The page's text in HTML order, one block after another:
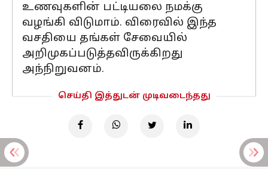
உணவுகளின் பட்டியலை நமக்கு
வழங்கி விடுமாம். விரைவில் இந்த
வசதியை தங்கள் சேவையில்
அறிமுகப்படுத்தவிருக்கிறது
அந்நிறுவனம்.
செய்தி இத்துடன் முடிவடைந்தது